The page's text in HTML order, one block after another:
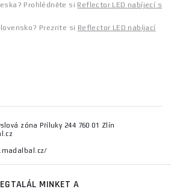
Prohlédněte si Reflector LED nabíjecí s
Prezrite si Reflector LED nabíjací
zóna Příluky 244 760 01 Zlín
MINKET A